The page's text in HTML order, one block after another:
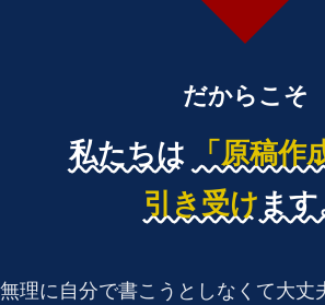
だからこそ
私たちは 「原稿作
引き受け ます
無理に自分で書こうとしなくて大丈